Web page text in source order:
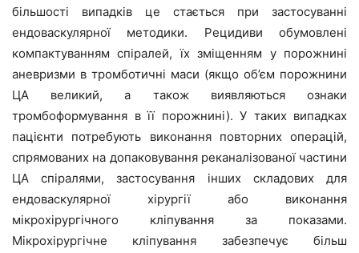
більшості випадків це стається при застосуванні
ендоваскулярної методики. Рецидиви обумовлені
компактуванням спіралей, їх зміщенням у порожнині
аневризми в тромботичні маси (якщо об’єм порожнини
ЦА великий, а також виявляються ознаки
тромбоформування в її порожнині). У таких випадках
пацієнти потребують виконання повторних операцій,
спрямованих на допаковування реканалізованої частини
ЦА спіралями, застосування інших складових для
ендоваскулярної хірургії або виконання
мікрохірургічного кліпування за показами.
Мікрохірургічне кліпування забезпечує більш